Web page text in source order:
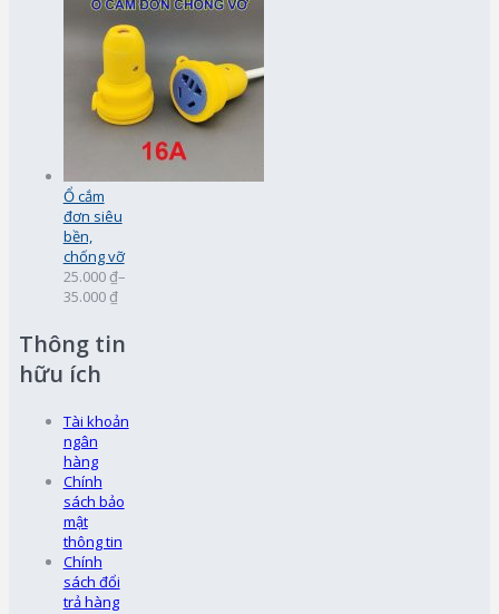
Ổ cắm
đơn siêu
bền,
chống vỡ
25.000 ₫–
35.000 ₫
Thông tin
hữu ích
Tài khoản
ngân
hàng
Chính
sách bảo
mật
thông tin
Chính
sách đổi
trả hàng